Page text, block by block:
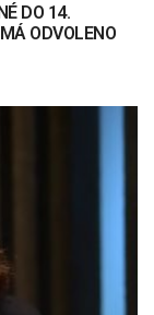
DO 14.
ODVOLENO